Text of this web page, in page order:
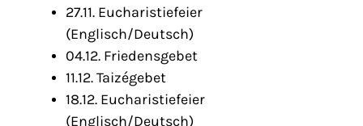
27.11. Eucharistiefeier
(Englisch/Deutsch)
04.12. Friedensgebet
11.12. Taizégebet
18.12. Eucharistiefeier
(Englisch/Deutsch)